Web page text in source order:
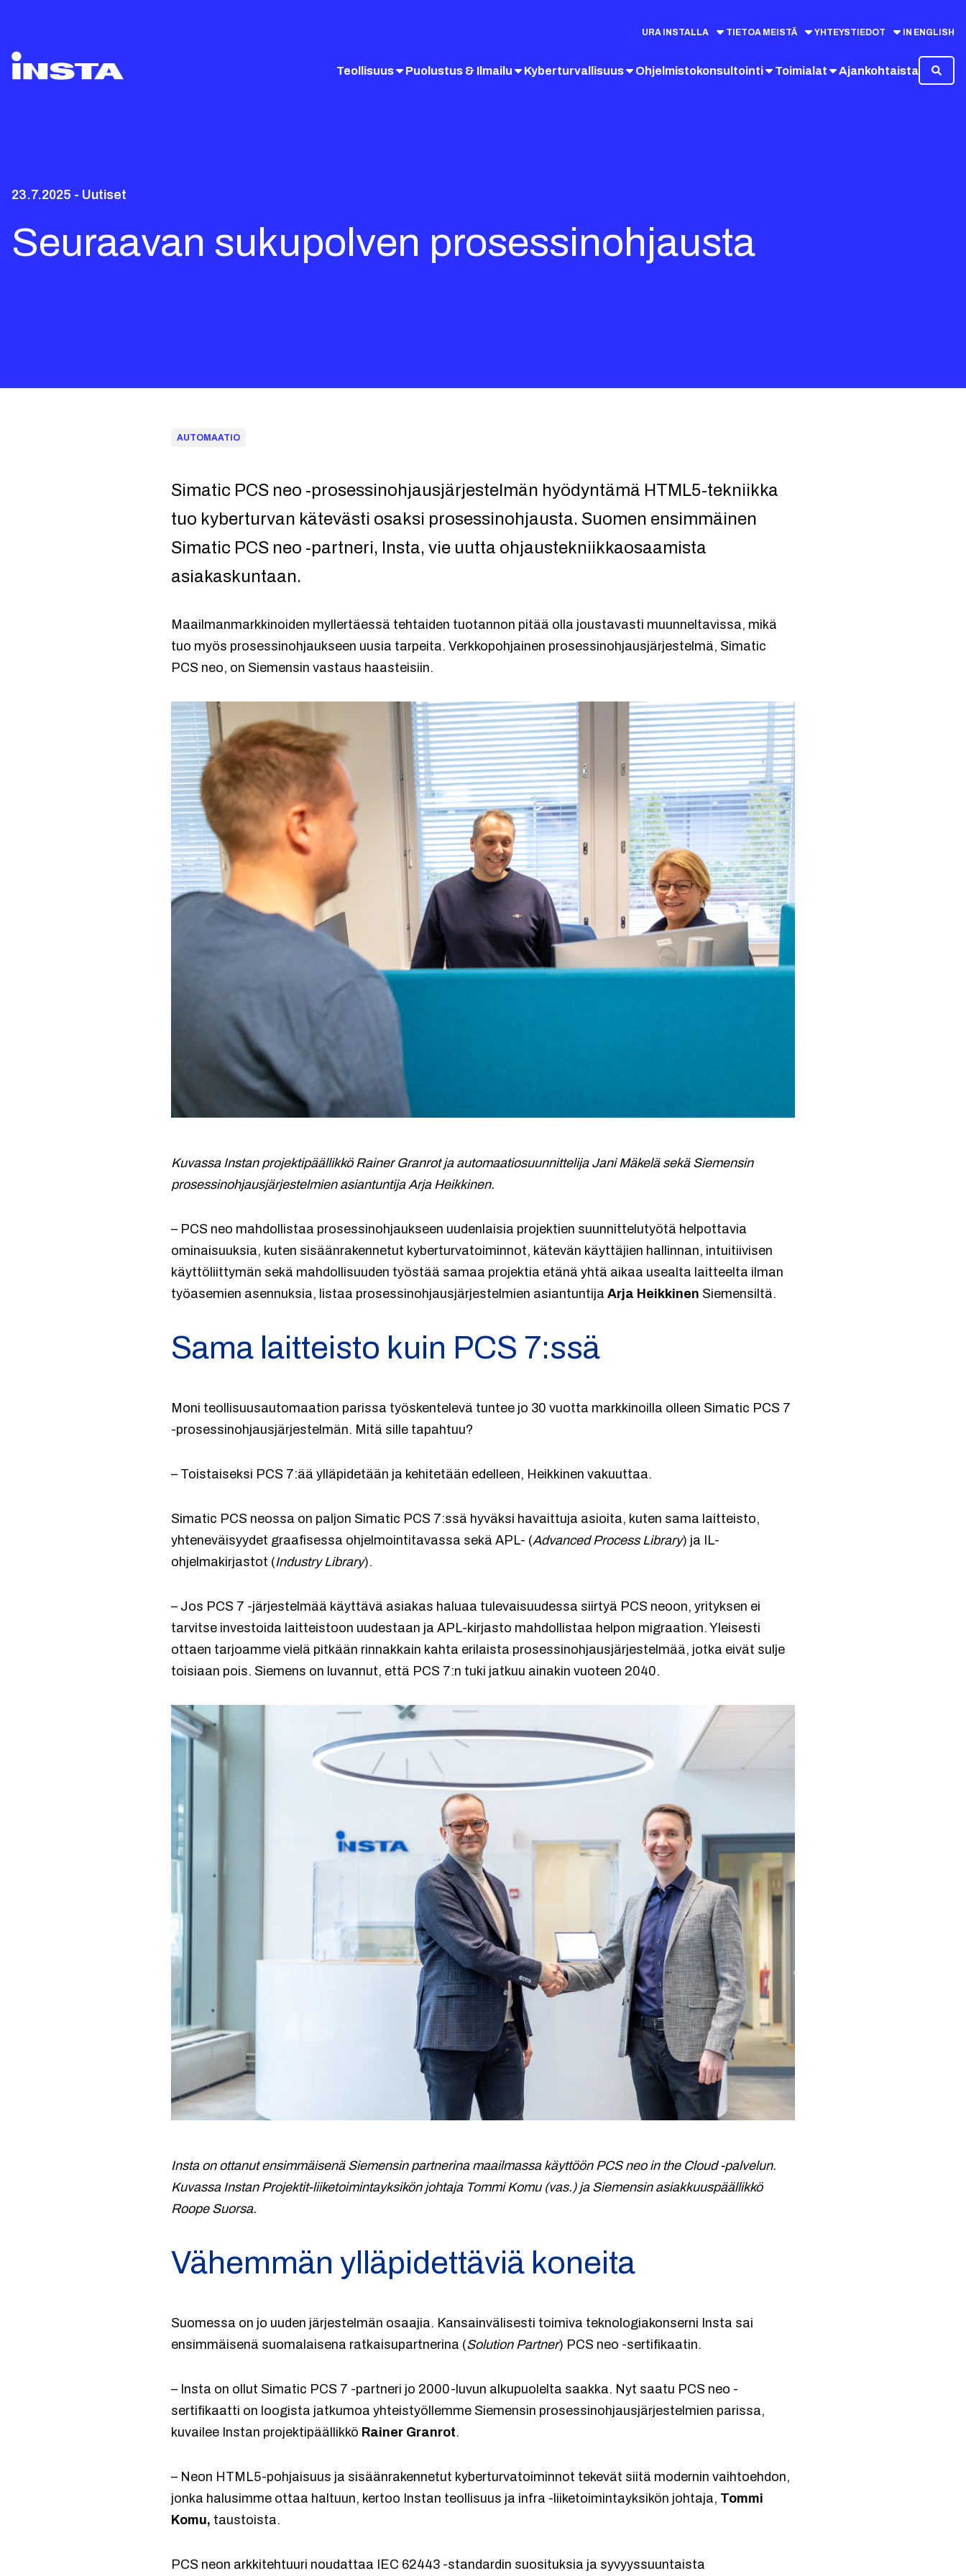
URA INSTALLA TIETOA MEISTÄ YHTEYSTIEDOT IN ENGLISH
Teollisuus Puolustus & Ilmailu Kyberturvallisuus Ohjelmistokonsultointi Toimialat Ajankohtaista
23.7.2025 - Uutiset
Seuraavan sukupolven prosessinohjausta
AUTOMAATIO
Simatic PCS neo -prosessinohjausjärjestelmän hyödyntämä HTML5-tekniikka
tuo kyberturvan kätevästi osaksi prosessinohjausta. Suomen ensimmäinen
Simatic PCS neo -partneri, Insta, vie uutta ohjaustekniikkaosaamista
asiakaskuntaan.
Maailmanmarkkinoiden myllertäessä tehtaiden tuotannon pitää olla joustavasti muunneltavissa, mikä
tuo myös prosessinohjaukseen uusia tarpeita. Verkkopohjainen prosessinohjausjärjestelmä, Simatic
PCS neo, on Siemensin vastaus haasteisiin.
Kuvassa Instan projektipäällikkö Rainer Granrot ja automaatiosuunnittelija Jani Mäkelä sekä Siemensin
prosessinohjausjärjestelmien asiantuntija Arja Heikkinen.
– PCS neo mahdollistaa prosessinohjaukseen uudenlaisia projektien suunnittelutyötä helpottavia
ominaisuuksia, kuten sisäänrakennetut kyberturvatoiminnot, kätevän käyttäjien hallinnan, intuitiivisen
käyttöliittymän sekä mahdollisuuden työstää samaa projektia etänä yhtä aikaa usealta laitteelta ilman
työasemien asennuksia, listaa prosessinohjausjärjestelmien asiantuntija Arja Heikkinen Siemensiltä.
Sama laitteisto kuin PCS 7:ssä
Moni teollisuusautomaation parissa työskentelevä tuntee jo 30 vuotta markkinoilla olleen Simatic PCS 7
-prosessinohjausjärjestelmän. Mitä sille tapahtuu?
– Toistaiseksi PCS 7:ää ylläpidetään ja kehitetään edelleen, Heikkinen vakuuttaa.
Simatic PCS neossa on paljon Simatic PCS 7:ssä hyväksi havaittuja asioita, kuten sama laitteisto,
yhteneväisyydet graafisessa ohjelmointitavassa sekä APL- (Advanced Process Library) ja IL-
ohjelmakirjastot (Industry Library).
– Jos PCS 7 -järjestelmää käyttävä asiakas haluaa tulevaisuudessa siirtyä PCS neoon, yrityksen ei
tarvitse investoida laitteistoon uudestaan ja APL-kirjasto mahdollistaa helpon migraation. Yleisesti
ottaen tarjoamme vielä pitkään rinnakkain kahta erilaista prosessinohjausjärjestelmää, jotka eivät sulje
toisiaan pois. Siemens on luvannut, että PCS 7:n tuki jatkuu ainakin vuoteen 2040.
Insta on ottanut ensimmäisenä Siemensin partnerina maailmassa käyttöön PCS neo in the Cloud -palvelun.
Kuvassa Instan Projektit-liiketoimintayksikön johtaja Tommi Komu (vas.) ja Siemensin asiakkuuspäällikkö
Roope Suorsa.
Vähemmän ylläpidettäviä koneita
Suomessa on jo uuden järjestelmän osaajia. Kansainvälisesti toimiva teknologiakonserni Insta sai
ensimmäisenä suomalaisena ratkaisupartnerina (Solution Partner) PCS neo -sertifikaatin.
– Insta on ollut Simatic PCS 7 -partneri jo 2000-luvun alkupuolelta saakka. Nyt saatu PCS neo -
sertifikaatti on loogista jatkumoa yhteistyöllemme Siemensin prosessinohjausjärjestelmien parissa,
kuvailee Instan projektipäällikkö Rainer Granrot.
– Neon HTML5-pohjaisuus ja sisäänrakennetut kyberturvatoiminnot tekevät siitä modernin vaihtoehdon,
jonka halusimme ottaa haltuun, kertoo Instan teollisuus ja infra -liiketoimintayksikön johtaja, Tommi
Komu, taustoista.
PCS neon arkkitehtuuri noudattaa IEC 62443 -standardin suosituksia ja syvyyssuuntaista